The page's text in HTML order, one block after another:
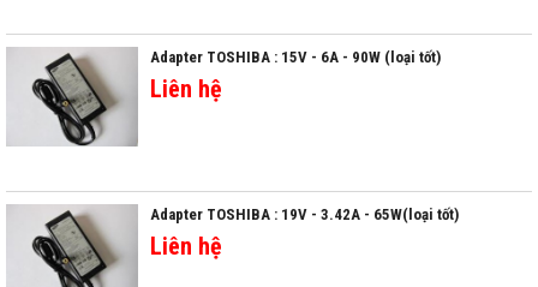
Adapter TOSHIBA : 15V - 6A - 90W (loại tốt)
Liên hệ
Adapter TOSHIBA : 19V - 3.42A - 65W(loại tốt)
Liên hệ